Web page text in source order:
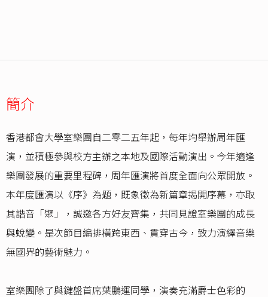
簡介
香港都會大學室樂團自二零二五年起，每年均舉辦周年匯
演，並積極參與校方主辦之本地及國際活動演出。今年適逢
樂團發展的重要里程碑，周年匯演將首度全面向公眾開放。
本年度匯演以《序》為題，既象徵為新篇章揭開序幕，亦取
其諧音「聚」，誠邀各方好友齊集，共同見證室樂團的成長
與蛻變。是次節目編排橫跨東西、貫穿古今，致力演繹音樂
無國界的藝術魅力。
室樂團除了與鍵盤首席葉鵬運同學，演奏充滿爵士色彩的